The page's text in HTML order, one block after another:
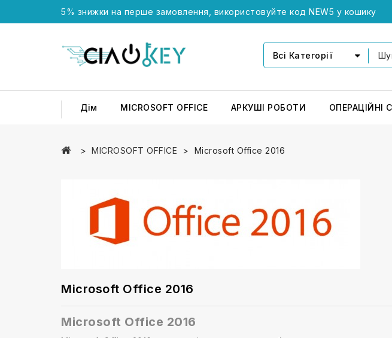
5% знижки на перше замовлення, використовуйте код NEW5 у кошику
Всі Категорії
Дім MICROSOFT OFFICE АРКУШІ РОБОТИ ОПЕРАЦІЙНІ
MICROSOFT OFFICE Microsoft Office 2016
Microsoft Office 2016
Microsoft Office 2016